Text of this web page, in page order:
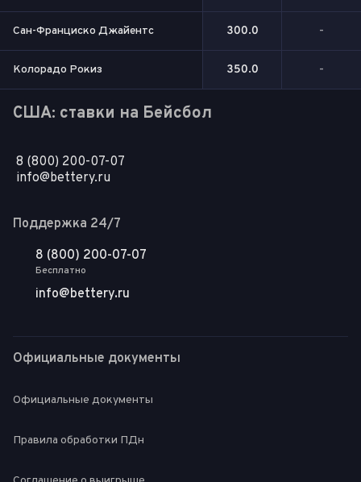
Сан-Франциско Джайентс 300.0 -
Колорадо Рокиз 350.0 -
США: ставки на Бейсбол
8 (800) 200-07-07
info@bettery.ru
Поддержка 24/7
8 (800) 200-07-07
Бесплатно
info@bettery.ru
Официальные документы
Официальные документы
Правила обработки ПДн